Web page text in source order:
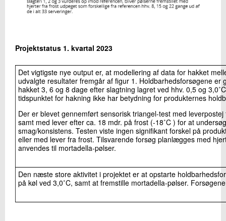
Projektstatus 1. kvartal 2023
Det vigtigste nye output er, at modellering af data for hakket
udvalgte resultater fremgår af figur 1. Holdbarhedsforsøgene er
hakket 3, 6 og 8 dage efter slagtning lagret ved hhv. 0,5 og
tidspunktet for hakning ikke har betydning for produkternes
Der er blevet gennemført sensorisk triangel-test med
samt med lever efter ca. 18 mdr. på frost (-18˚C ) for at
smag/konsistens. Testen viste ingen signifikant forskel på
eller med lever fra frost. Tilsvarende forsøg planlægges med
anvendes til mortadella-pølser.
Den næste store aktivitet i projektet er at opstarte
på køl ved 3,0˚C, samt at fremstille mortadella-pølser.